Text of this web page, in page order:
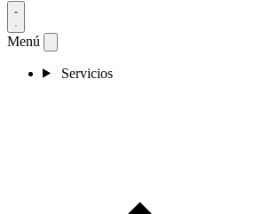
Menú
Servicios